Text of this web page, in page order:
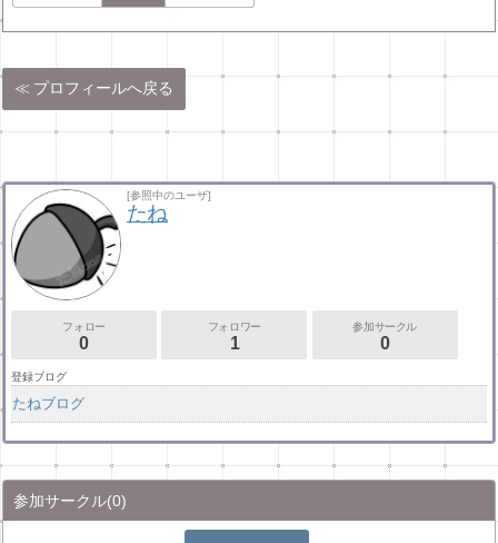
プロフィールへ戻る
[参照中のユーザ]
たね
フォロー
0
フォロワー
1
参加サークル
0
登録ブログ
たねブログ
参加サークル(0)